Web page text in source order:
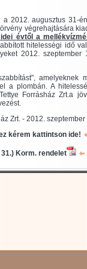
a 2012. augusztus 31-
végrehajtására
évtől a
hitelességi idő
2012.
amelyeknek
a plombán. A
Forrásház Zrt.a
Zrt. - 2012. szeptember
kérem kattintson ide!
31.) Korm. rendelet